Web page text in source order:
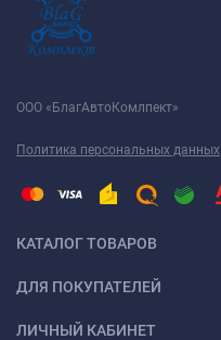
ООО «БлагАвтоКомлпект»
Политика персональных данных
КАТАЛОГ ТОВАРОВ
ДЛЯ ПОКУПАТЕЛЕЙ
ЛИЧНЫЙ КАБИНЕТ